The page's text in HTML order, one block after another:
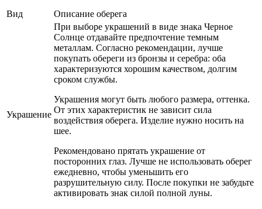
Вид Описание оберега
Украшение
При выборе украшений в виде знака Черное
Солнце отдавайте предпочтение темным
металлам. Согласно рекомендации, лучше
покупать обереги из бронзы и серебра: оба
характеризуются хорошим качеством, долгим
сроком службы.
Украшения могут быть любого размера, оттенка.
От этих характеристик не зависит сила
воздействия оберега. Изделие нужно носить на
шее.
Рекомендовано прятать украшение от
посторонних глаз. Лучше не использовать оберег
ежедневно, чтобы уменьшить его
разрушительную силу. После покупки не забудьте
активировать знак силой полной луны.